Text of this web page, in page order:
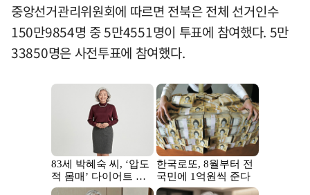
중앙선거관리위원회에 따르면 전북은 전체 선거인수
150만9854명 중 5만4551명이 투표에 참여했다. 5만
33850명은 사전투표에 참여했다.